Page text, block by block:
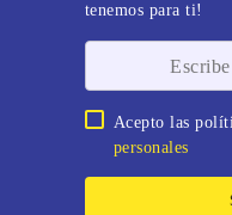
tenemos para ti!
Acepto las
personales